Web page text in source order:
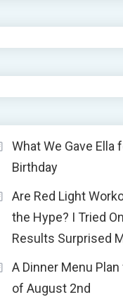
What We Gave Ella
Birthday
Are Red Light
the Hype? I Tried
Results Surprised
A Dinner Menu
of August 2nd